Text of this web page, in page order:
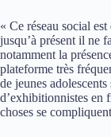
« Ce réseau social
jusqu’à présent il ne
notamment la
plateforme très
de jeunes
d’exhibitionnistes en
choses se